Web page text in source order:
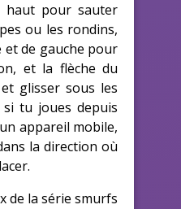
haut pour sauter
ou les rondins,
et de gauche pour
et la flèche du
glisser sous les
tu joues depuis
appareil mobile,
la direction où
de la série smurfs